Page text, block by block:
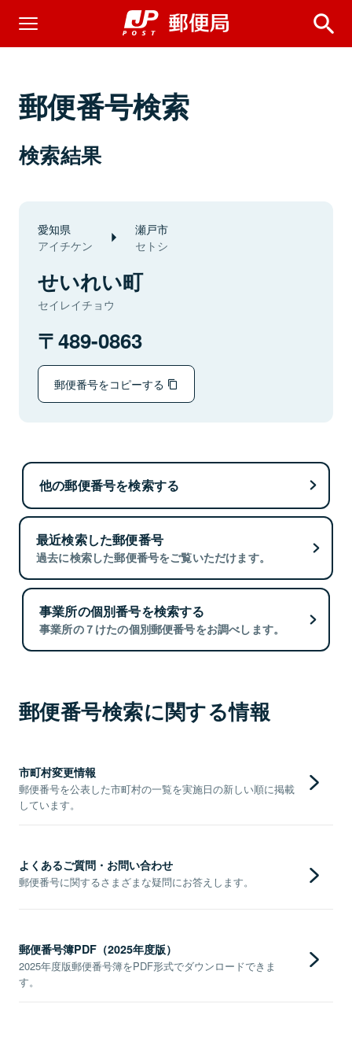
郵便番号検索
検索結果
愛知県
アイチケン
瀬戸市
セトシ
せいれい町
セイレイチョウ
489-0863
郵便番号をコピーする
他の郵便番号を検索する
最近検索した郵便番号
過去に検索した郵便番号をご覧いただけます。
事業所の個別番号を検索する
事業所の７けたの個別郵便番号をお調べします。
郵便番号検索に関する情報
市町村変更情報
郵便番号を公表した市町村の一覧を実施日の新しい順に掲載
しています。
よくあるご質問・お問い合わせ
郵便番号に関するさまざまな疑問にお答えします。
郵便番号簿PDF（2025年度版）
2025年度版郵便番号簿をPDF形式でダウンロードできま
す。